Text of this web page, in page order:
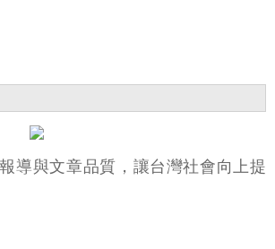
導與文章品質，讓台灣社會向上提